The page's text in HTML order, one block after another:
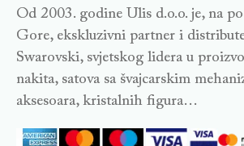
Od 2003. godine Ulis d.o.o. je, na
Gore, ekskluzivni partner i
Swarovski, svjetskog lidera u
nakita, satova sa švajcarskim
aksesoara, kristalnih figura…